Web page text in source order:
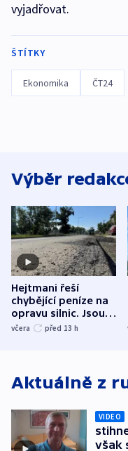
vyjadřovat.
ŠTÍTKY
Ekonomika ČT24
Výběr
Hejtmani řeší
chybějící peníze na
opravu silnic. Jsou
nenárokové, namítá
včera před 13 h
Aktuálně z
VIDEO
však